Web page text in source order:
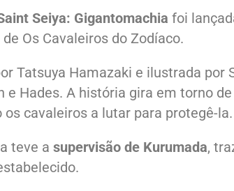
Seiya: Gigantomachia foi
Os Cavaleiros do Zodíaco.
Tatsuya Hamazaki e ilustrada por
e Hades. A história gira em torno
os cavaleiros a lutar para protegê-la.
teve a supervisão de Kurumada,